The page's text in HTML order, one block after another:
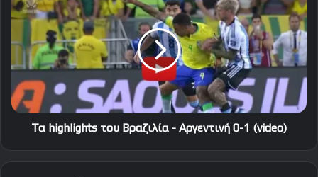
highlights
του
Βραζιλία
Αργεντινή
0-
1
(video)
Τα highlights του Βραζιλία - Αργεντινή 0-1 (video)